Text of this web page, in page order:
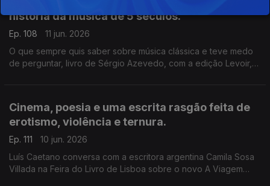
história da música de 5 séculos.
Ep. 108
11 jun. 2026
O que sempre quis saber sobre música clássica e teve medo
de perguntar, livro de Sérgio Azevedo, com a edição Levoir,
Cinema, poesia e uma escrita rasgão feita de
erotismo, violência e ternura.
Ep. 111
10 jun. 2026
Luís Caetano conversa com a escritora argentina Camila Sosa
Villada na Feira do Livro de Lisboa sobre o novo A Viagem